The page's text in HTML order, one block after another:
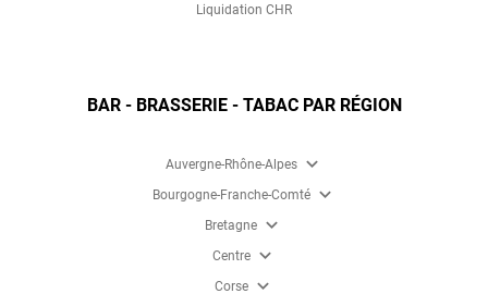
Liquidation CHR
BAR - BRASSERIE - TABAC PAR RÉGION
Auvergne-Rhône-Alpes expand_more
Bourgogne-Franche-Comté expand_more
Bretagne expand_more
Centre expand_more
Corse expand_more